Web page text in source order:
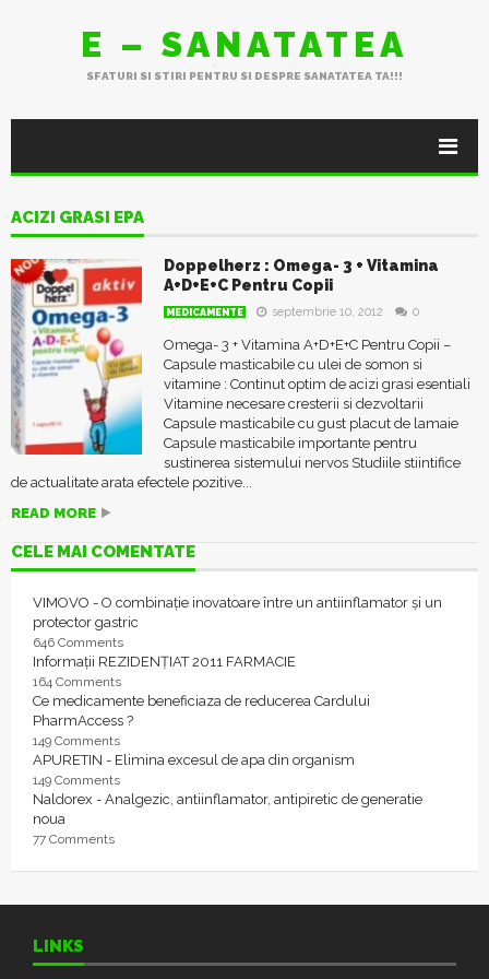
E – SANATATEA
SFATURI SI STIRI PENTRU SI DESPRE SANATATEA TA!!!
ACIZI GRASI EPA
Doppelherz : Omega- 3 + Vitamina
A+D+E+C Pentru Copii
MEDICAMENTE septembrie 10, 2012 0
Omega- 3 + Vitamina A+D+E+C Pentru Copii –
Capsule masticabile cu ulei de somon si
vitamine : Continut optim de acizi grasi esentiali
Vitamine necesare cresterii si dezvoltarii
Capsule masticabile cu gust placut de lamaie
Capsule masticabile importante pentru
sustinerea sistemului nervos Studiile stiintifice
de actualitate arata efectele pozitive...
READ MORE
CELE MAI COMENTATE
VIMOVO - O combinație inovatoare între un antiinflamator și un
protector gastric
646 Comments
Informații REZIDENȚIAT 2011 FARMACIE
164 Comments
Ce medicamente beneficiaza de reducerea Cardului
PharmAccess ?
149 Comments
APURETIN - Elimina excesul de apa din organism
149 Comments
Naldorex - Analgezic, antiinflamator, antipiretic de generatie
noua
77 Comments
LINKS